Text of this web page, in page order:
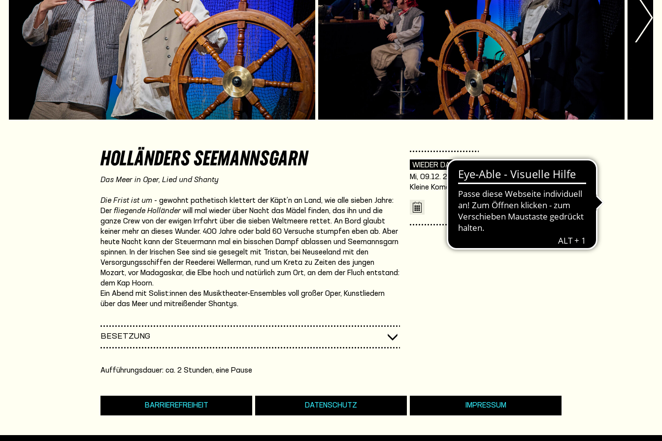
HOLLÄNDERS SEEMANNSGARN
Das Meer in Oper, Lied und Shanty
Die Frist ist um - gewohnt pathetisch klettert der Käpt’n an Land, wie alle sieben Jahre:
Der fliegende Holländer will mal wieder über Nacht das Mädel finden, das ihn und die
ganze Crew von der ewigen Irrfahrt über die sieben Weltmeere rettet. An Bord glaubt
keiner mehr an dieses Wunder. 400 Jahre oder bald 60 Versuche stumpfen eben ab. Aber
heute Nacht kann der Steuermann mal ein bisschen Dampf ablassen und Seemannsgarn
spinnen. In der Irischen See sind sie gesegelt mit Tristan, bei Neuseeland mit den
Versorgungsschiffen der Reederei Wellerman, rund um Kreta zu Zeiten des jungen
Mozart, vor Madagaskar, die Elbe hoch und natürlich zum Ort, an dem der Fluch entstand:
dem Kap Hoorn.
Ein Abend mit Solist:innen des Musiktheater-Ensembles voll großer Oper, Kunstliedern
über das Meer und mitreißender Shantys.
BESETZUNG
Aufführungsdauer: ca. 2 Stunden, eine Pause
WIEDER DA
Mi, 09.12. 20:00 Uhr /
Kleine Komödie Warnemünde
BARRIEREFREIHEIT DATENSCHUTZ IMPRESSUM